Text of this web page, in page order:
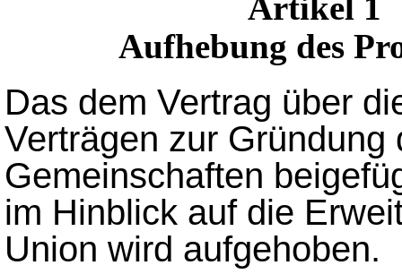
Aufhebung des
Das dem Vertrag über
Verträgen zur Gründung
Gemeinschaften
im Hinblick auf die
Union wird aufgehoben.